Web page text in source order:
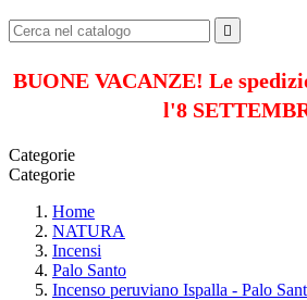

BUONE VACANZE! Le
l'8
Categorie
Categorie
Home
NATURA
Incensi
Palo Santo
Incenso peruviano Ispalla - Palo